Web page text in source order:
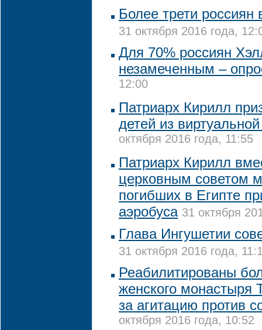
Более трети россиян
31 октября 2016 года,
Для 70% россиян
незамеченным –
12:00
Патриарх Кирилл
детей из
октября 2016 года, 11:55
Патриарх Кирилл
церковным советом
погибших в Египте
аэробуса 31 октября
Глава Ингушетии
31 октября 2016 года,
Реабилитированы
женского монастыря
за агитацию против
октября 2016 года, 10:52